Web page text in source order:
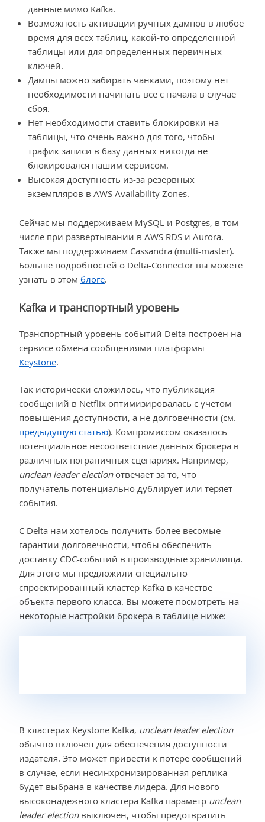
данные мимо Kafka.
Возможность активации ручных дампов в любое
время для всех таблиц, какой-то определенной
таблицы или для определенных первичных
ключей.
Дампы можно забирать чанками, поэтому нет
необходимости начинать все с начала в случае
сбоя.
Нет необходимости ставить блокировки на
таблицы, что очень важно для того, чтобы
трафик записи в базу данных никогда не
блокировался нашим сервисом.
Высокая доступность из-за резервных
экземпляров в AWS Availability Zones.
Сейчас мы поддерживаем MySQL и Postgres, в том
числе при развертывании в AWS RDS и Aurora.
Также мы поддерживаем Cassandra (multi-master).
Больше подробностей о Delta-Connector вы можете
узнать в этом блоге.
Kafka и транспортный уровень
Транспортный уровень событий Delta построен на
сервисе обмена сообщениями платформы
Keystone.
Так исторически сложилось, что публикация
сообщений в Netflix оптимизировалась с учетом
повышения доступности, а не долговечности (см.
предыдущую статью). Компромиссом оказалось
потенциальное несоответствие данных брокера в
различных пограничных сценариях. Например,
unclean leader electionотвечает за то, что
получатель потенциально дублирует или теряет
события.
С Delta нам хотелось получить более весомые
гарантии долговечности, чтобы обеспечить
доставку CDC-событий в производные хранилища.
Для этого мы предложили специально
спроектированный кластер Kafka в качестве
объекта первого класса. Вы можете посмотреть на
некоторые настройки брокера в таблице ниже:
В кластерах Keystone Kafka, unclean leader election
обычно включен для обеспечения доступности
издателя. Это может привести к потере сообщений
в случае, если несинхронизированная реплика
будет выбрана в качестве лидера. Для нового
высоконадежного кластера Kafka параметр unclean
leader electionвыключен, чтобы предотвратить